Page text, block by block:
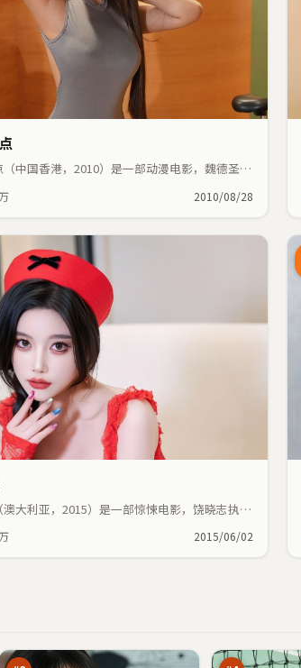
中国香港，2010）是一部动漫电影，魏德圣执
紧凑。
2010/08/28
大利亚，2015）是一部惊悚电影，饶晓志执
。
2015/06/02